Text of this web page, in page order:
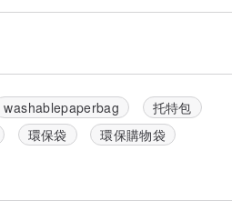
washablepaperbag
托特包
環保袋
環保購物袋